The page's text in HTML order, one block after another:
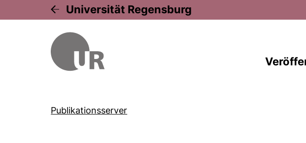
Universität Regensburg
Publikationsserver